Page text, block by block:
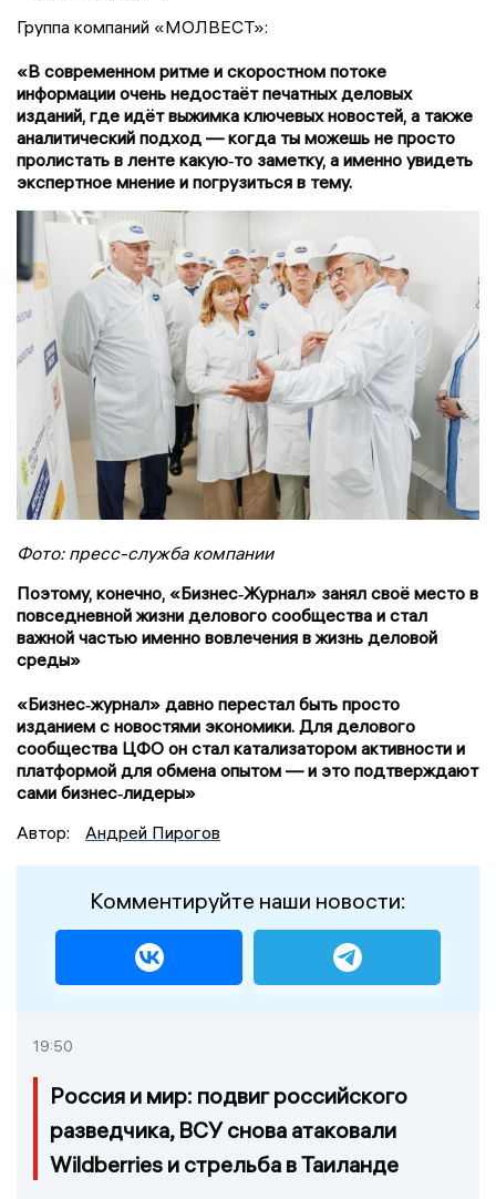
Группа компаний «МОЛВЕСТ»:
«В современном ритме и скоростном потоке
информации очень недостаёт печатных деловых
изданий, где идёт выжимка ключевых новостей, а также
аналитический подход — когда ты можешь не просто
пролистать в ленте какую‑то заметку, а именно увидеть
экспертное мнение и погрузиться в тему.
Фото: пресс-служба компании
Поэтому, конечно, «Бизнес‑Журнал» занял своё место в
повседневной жизни делового сообщества и стал
важной частью именно вовлечения в жизнь деловой
среды»
«Бизнес‑журнал» давно перестал быть просто
изданием с новостями экономики. Для делового
сообщества ЦФО он стал катализатором активности и
платформой для обмена опытом — и это подтверждают
сами бизнес‑лидеры»
Автор:
Андрей Пирогов
Комментируйте наши новости:
19:50
Россия и мир: подвиг российского
разведчика, ВСУ снова атаковали
Wildberries и стрельба в Таиланде